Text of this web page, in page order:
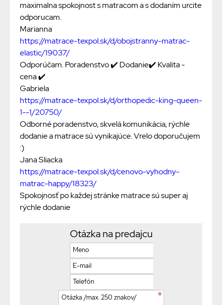
maximalna spokojnost s matracom a s dodaním urcite
odporucam.
Marianna
https://matrace-texpol.sk/d/obojstranny-matrac-
elastic/19037/
Odporúčam. Poradenstvo ✔️ Dodanie✔️ Kvalita -
cena ✔️
Gabriela
https://matrace-texpol.sk/d/orthopedic-king-queen-
1--1/20750/
Odborné poradenstvo, skvelá komunikácia, rýchle
dodanie a matrace sú vynikajúce. Vrelo doporučujem
:)
Jana Sliacka
https://matrace-texpol.sk/d/cenovo-vyhodny-
matrac-happy/18323/
Spokojnosť po každej stránke matrace sú super aj
rýchle dodanie
Otázka na predajcu